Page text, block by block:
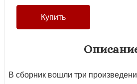
В сборник вошли три